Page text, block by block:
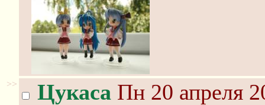
>> Цукаса Пн 20 апреля